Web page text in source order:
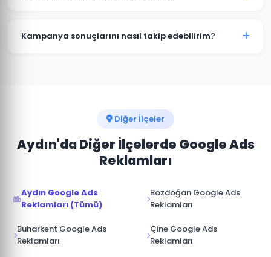
artırmaktadır.
%15-20'si arasında değişmektedir. Köşk için minimum
Kampanya sonuçlarını nasıl takip edebilirim?
Diğer İlçeler
Aydın'da Diğer İlçelerde Google Ads
Reklamları
Aydın Google Ads
Reklamları (Tümü)
Bozdoğan Google Ads
Reklamları
Buharkent Google Ads
Reklamları
Çine Google Ads
Reklamları